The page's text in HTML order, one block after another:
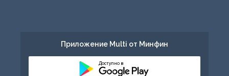
Приложение Multi от Минфин
Доступно в